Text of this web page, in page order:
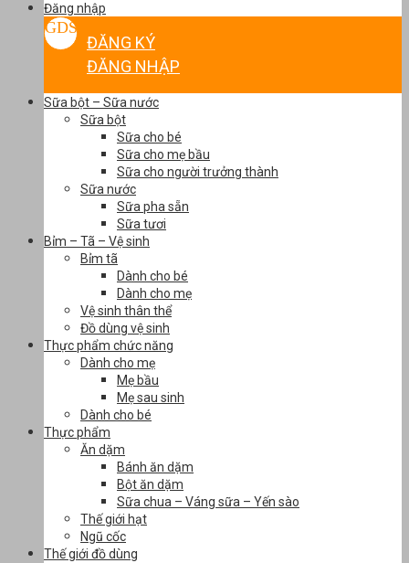
Đăng nhập
ĐĂNG KÝ
ĐĂNG NHẬP
Sữa bột – Sữa nước
Sữa bột
Sữa cho bé
Sữa cho mẹ bầu
Sữa cho người trưởng thành
Sữa nước
Sữa pha sẵn
Sữa tươi
Bỉm – Tã – Vệ sinh
Bỉm tã
Dành cho bé
Dành cho mẹ
Vệ sinh thân thể
Đồ dùng vệ sinh
Thực phẩm chức năng
Dành cho mẹ
Mẹ bầu
Mẹ sau sinh
Dành cho bé
Thực phẩm
Ăn dặm
Bánh ăn dặm
Bột ăn dặm
Sữa chua – Váng sữa – Yến sào
Thế giới hạt
Ngũ cốc
Thế giới đồ dùng